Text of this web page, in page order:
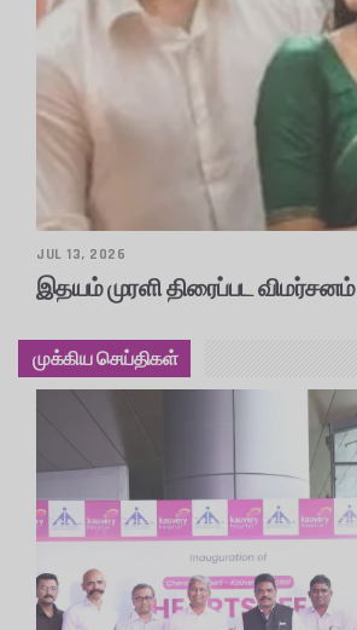
JUL 13, 2026
இதயம் முரளி திரைப்பட விமர்சனம்
முக்கிய செய்திகள்